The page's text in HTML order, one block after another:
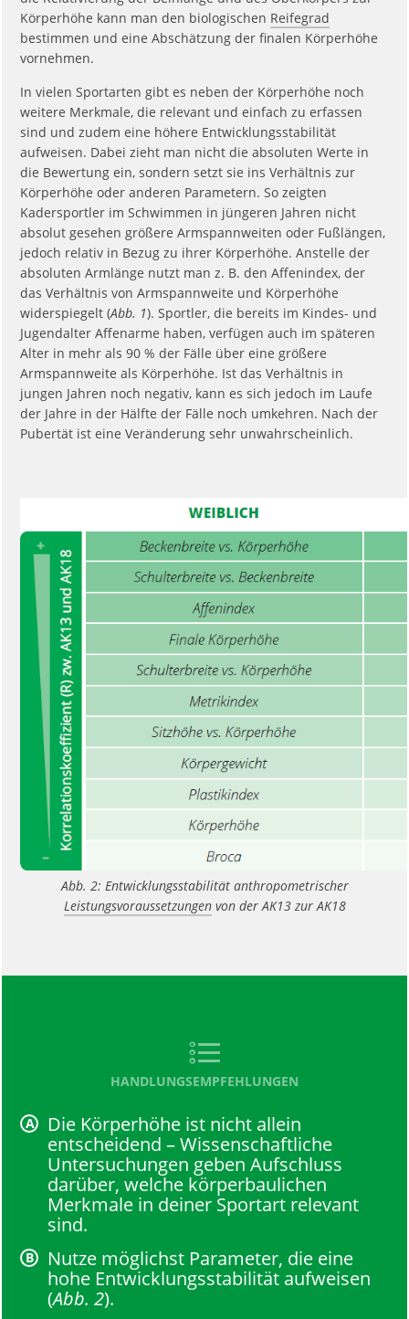
Körperhöhe kann man den biologischen Reifegrad
bestimmen und eine Abschätzung der finalen Körperhöhe
vornehmen.
In vielen Sportarten gibt es neben der Körperhöhe noch
weitere Merkmale, die relevant und einfach zu erfassen
sind und zudem eine höhere Entwicklungsstabilität
aufweisen. Dabei zieht man nicht die absoluten Werte in
die Bewertung ein, sondern setzt sie ins Verhältnis zur
Körperhöhe oder anderen Parametern. So zeigten
Kadersportler im Schwimmen in jüngeren Jahren nicht
absolut gesehen größere Armspannweiten oder Fußlängen,
jedoch relativ in Bezug zu ihrer Körperhöhe. Anstelle der
absoluten Armlänge nutzt man z. B. den Affenindex, der
das Verhältnis von Armspannweite und Körperhöhe
widerspiegelt (Abb. 1). Sportler, die bereits im Kindes- und
Jugendalter Affenarme haben, verfügen auch im späteren
Alter in mehr als 90 % der Fälle über eine größere
Armspannweite als Körperhöhe. Ist das Verhältnis in
jungen Jahren noch negativ, kann es sich jedoch im Laufe
der Jahre in der Hälfte der Fälle noch umkehren. Nach der
Pubertät ist eine Veränderung sehr unwahrscheinlich.
Abb. 2: Entwicklungsstabilität anthropometrischer
Leistungsvoraussetzungenvon der AK13 zur AK18
HANDLUNGSEMPFEHLUNGEN
Die Körperhöhe ist nicht allein
entscheidend – Wissenschaftliche
Untersuchungen geben Aufschluss
darüber, welche körperbaulichen
Merkmale in deiner Sportart relevant
sind.
Nutze möglichst Parameter, die eine
hohe Entwicklungsstabilität aufweisen
(Abb. 2).